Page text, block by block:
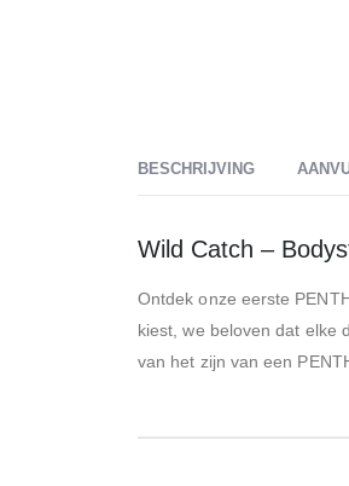
BESCHRIJVING
Wild Catch –
Ontdek onze eerste
kiest, we beloven dat elke
van het zijn van een